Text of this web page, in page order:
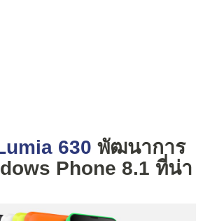
630 พัฒนาการ
Phone 8.1 ที่น่า